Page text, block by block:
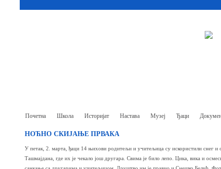
Почетна Школа Историјат Настава Музеј Ђаци
НОЋНО СКИЈАЊЕ ПРВАКА
У петак, 2. марта, ђаци 14 њихови родитељи и учитељица су искористили снег
Ташмајдана, где их је чекало још другара. Свима је било лепо. Цика, вика и